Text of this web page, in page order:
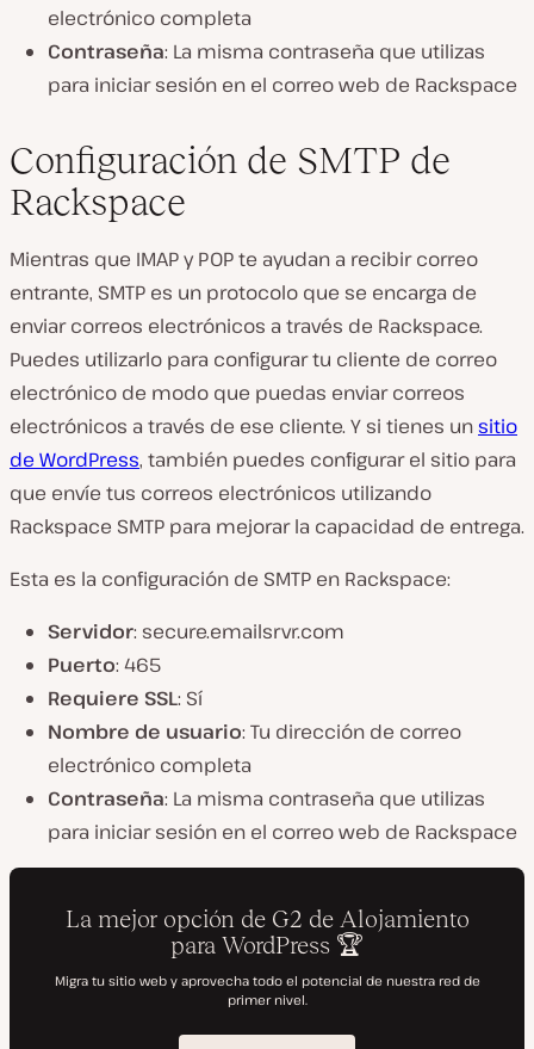
electrónico completa
Contraseña: La misma contraseña que utilizas
para iniciar sesión en el correo web de Rackspace
Configuración de SMTP de
Rackspace
Mientras que IMAP y POP te ayudan a recibir correo
entrante, SMTP es un protocolo que se encarga de
enviar correos electrónicos a través de Rackspace.
Puedes utilizarlo para configurar tu cliente de correo
electrónico de modo que puedas enviar correos
electrónicos a través de ese cliente. Y si tienes unsitio
de WordPress, también puedes configurar el sitio para
que envíe tus correos electrónicos utilizando
Rackspace SMTP para mejorar la capacidad de entrega.
Esta es la configuración de SMTP en Rackspace:
Servidor: secure.emailsrvr.com
Puerto: 465
Requiere SSL: Sí
Nombre de usuario: Tu dirección de correo
electrónico completa
Contraseña: La misma contraseña que utilizas
para iniciar sesión en el correo web de Rackspace